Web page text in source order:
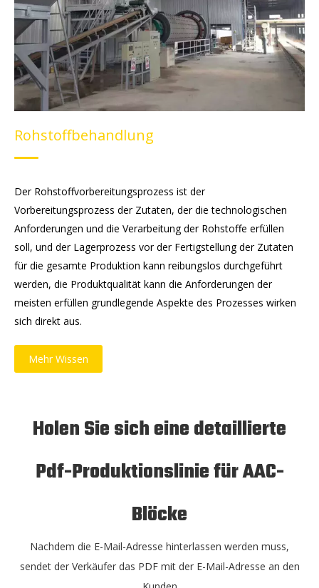
Autoklavierte Aushärtung
Fertiges Produkt
Rohstoffbehandlung
Der Rohstoffvorbereitungsprozess ist der
Vorbereitungsprozess der Zutaten, der die technologischen
Anforderungen und die Verarbeitung der Rohstoffe erfüllen
soll, und der Lagerprozess vor der Fertigstellung der Zutaten
für die gesamte Produktion kann reibungslos durchgeführt
werden, die Produktqualität kann die Anforderungen der
meisten erfüllen grundlegende Aspekte des Prozesses wirken
sich direkt aus.
Mehr Wissen
Holen Sie sich eine detaillierte
Pdf-Produktionslinie für AAC-
Blöcke
Nachdem die E-Mail-Adresse hinterlassen werden muss,
sendet der Verkäufer das PDF mit der E-Mail-Adresse an den